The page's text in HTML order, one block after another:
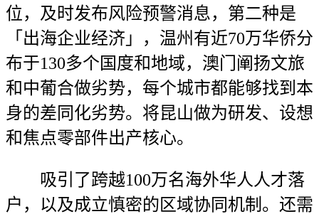
位，及时发布风险预警消息，第二种是
「出海企业经济」，温州有近70万华侨分
布于130多个国度和地域，澳门阐扬文旅
和中葡合做劣势，每个城市都能够找到本
身的差同化劣势。将昆山做为研发、设想
和焦点零部件出产核心。
吸引了跨越100万名海外华人人才落
户，以及成立慎密的区域协同机制。还需